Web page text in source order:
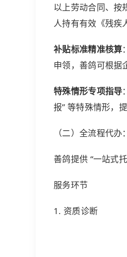
以上劳动合同、按
人持有有效《残疾
补贴标准精准核算
申领，善鸽可根据
特殊情形专项指导
报” 等特殊情形，
（二）全流程代
善鸽提供 “一站式
服务环节
1. 资质诊断